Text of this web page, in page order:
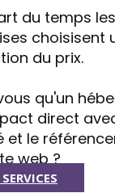
du temps les
choisisent
du prix.
qu'un
direct
et le
web ?